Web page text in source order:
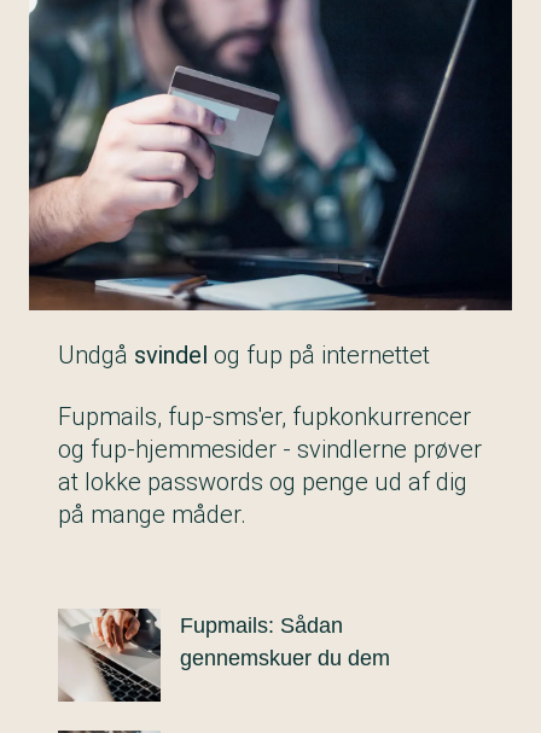
Undgå svindel og fup på internettet
Fupmails, fup-sms'er, fupkonkurrencer
og fup-hjemmesider - svindlerne prøver
at lokke passwords og penge ud af dig
på mange måder.
Fupmails: Sådan
gennemskuer du dem